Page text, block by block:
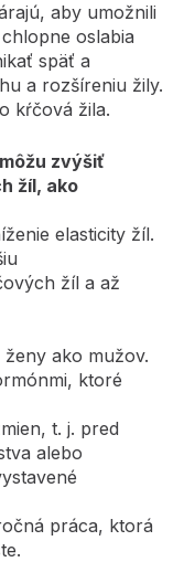
aby umožnili
oslabia
späť a
a rozšíreniu žily.
kŕčová žila.
zvýšiť
žíl, ako
elasticity žíl.
žíl a až
ako mužov.
ktoré
t. j. pred
alebo
práca, ktorá